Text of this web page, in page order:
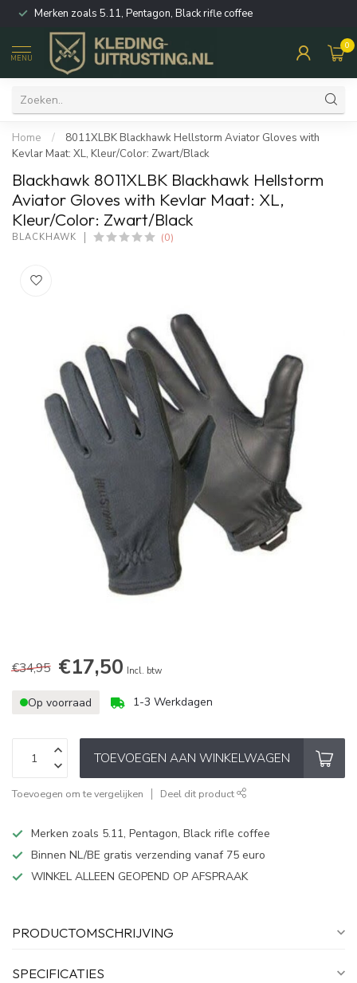
Merken zoals 5.11, Pentagon, Black rifle coffee
MENU
0
Home /
8011XLBK Blackhawk Hellstorm Aviator Gloves with
Kevlar Maat: XL, Kleur/Color: Zwart/Black
Blackhawk 8011XLBK Blackhawk Hellstorm
Aviator Gloves with Kevlar Maat: XL,
Kleur/Color: Zwart/Black
BLACKHAWK (0)
€34,95 €17,50 Incl. btw
Op voorraad 1-3 Werkdagen
TOEVOEGEN AAN WINKELWAGEN
Toevoegen om te vergelijken Deel dit product
Merken zoals 5.11, Pentagon, Black rifle coffee
Binnen NL/BE gratis verzending vanaf 75 euro
WINKEL ALLEEN GEOPEND OP AFSPRAAK
PRODUCTOMSCHRIJVING
SPECIFICATIES